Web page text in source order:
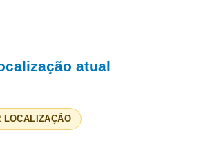
Vitaliciamento
Integral à Saúde de Magistrados e
Permanente
atual
LOCALIZAÇÃO